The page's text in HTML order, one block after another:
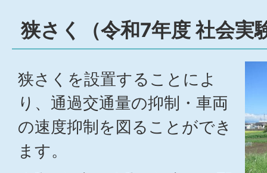
狭さく（令和7年度 社会実
狭さくを設置することによ
り、通過交通量の抑制・車両
の速度抑制を図ることができ
ます。